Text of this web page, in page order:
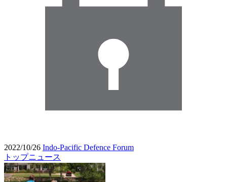
2022/10/26 Indo-Pacific Defence Forum
トップニュース